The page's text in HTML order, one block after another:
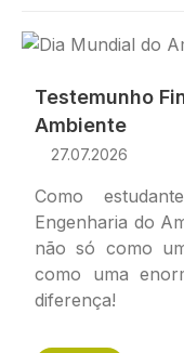
Imagem
Testemunho
Ambiente
27.07.2026
Como
Engenharia do
não só como
como uma
diferença!